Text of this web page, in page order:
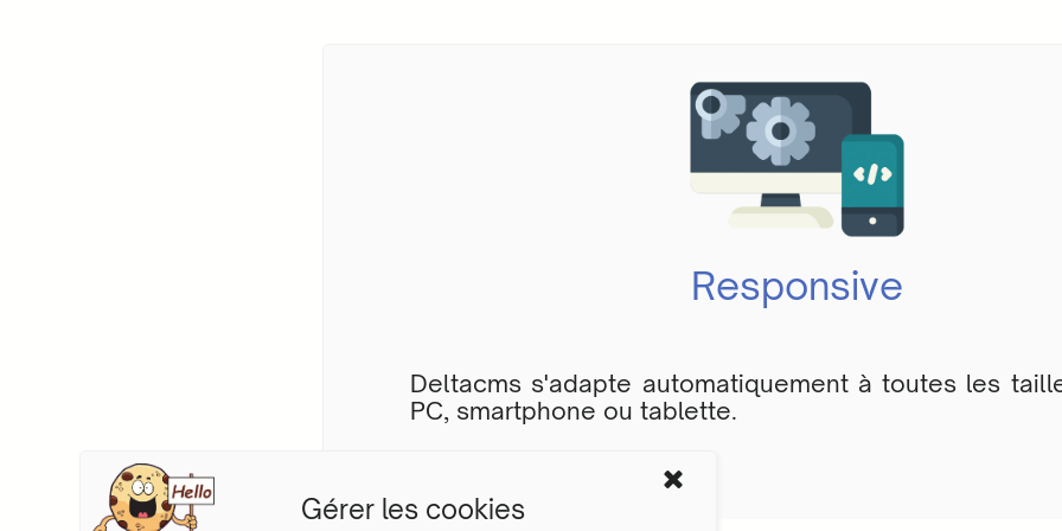
Responsive
Deltacms s'adapte automatiquement à toutes les
PC, smartphone ou tablette.
Gérer les cookies